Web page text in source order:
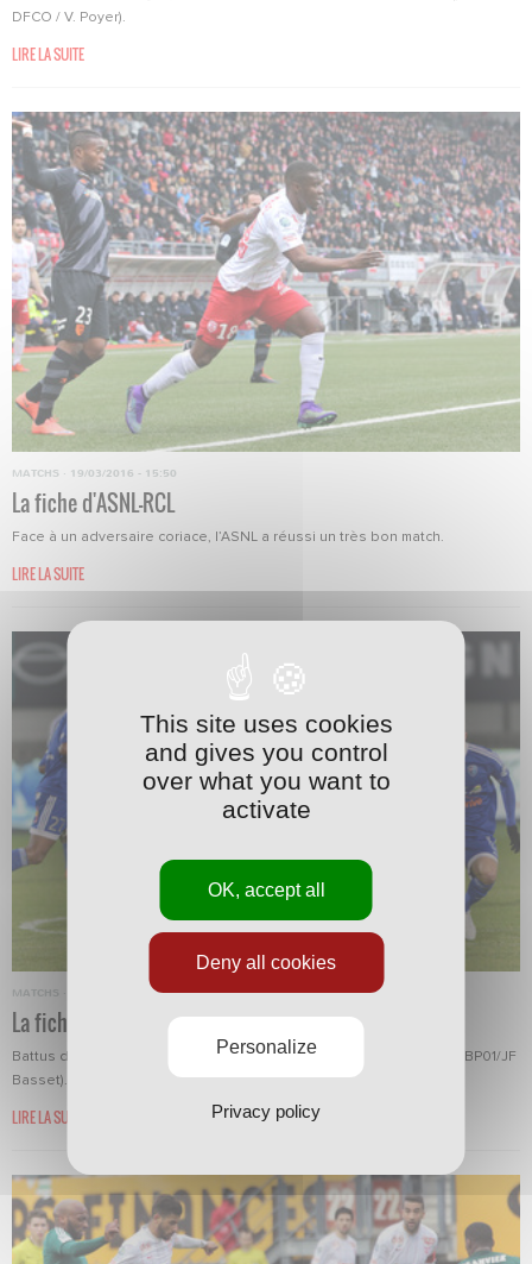
DFCO / V. Poyer).
LIRE LA SUITE
MATCHS · 19/03/2016 - 15:50
La fiche d'ASNL-RCL
Face à un adversaire coriace, l’ASNL a réussi un très bon match.
LIRE LA SUITE
MATCHS 11/03/2016 - 21:52
La fiche de FBBP-ASNL
Battus dans les duels, les Nancéiens ont peiné à exister (photo FBBP01/JF
Basset).
LIRE LA SUITE
This site uses cookies
and gives you control
over what you want to
activate
OK, accept all
Deny all cookies
Personalize
Privacy policy